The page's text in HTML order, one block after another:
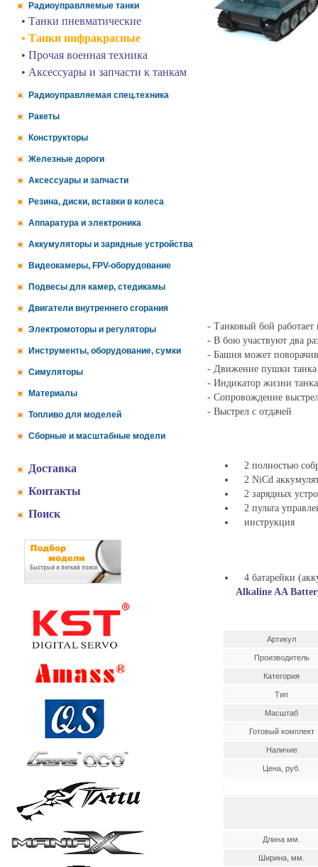
Радиоуправляемые танки
• Танки пневматические
• Танки инфракрасные
• Прочая военная техника
• Аксессуары и запчасти к танкам
Радиоуправляемая спец.техника
Ракеты
Конструкторы
Железные дороги
Аксессуары и запчасти
Резина, диски, вставки в колеса
Аппаратура и электроника
Аккумуляторы и зарядные устройства
Видеокамеры, FPV-оборудование
Подвесы для камер, стедикамы
Двигатели внутреннего сгорания
Электромоторы и регуляторы
Инструменты, оборудование, сумки
Симуляторы
Материалы
Топливо для моделей
Сборные и масштабные модели
Доставка
Контакты
Поиск
- Танковый бой
- В бою участвуют два
- Башня может
- Движение пушки танка
- Индикатор жизни танка
- Сопровождение
- Выстрел с отдачей
2 полностью
2 NiCd
2 зарядных
2 пульта
инструкция
4 батарейки
Alkaline AA
Артикул
Производитель
Категория
Тип
Масштаб
Готовый комплект
Наличие
Цена, руб.
Длина мм.
Ширина, мм.